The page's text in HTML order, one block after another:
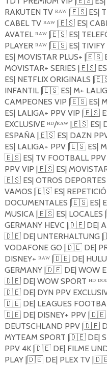
RAKUTEN TV ᴿᴬᵂ |🇪🇸ES|
CABEL TV ᴿᴬᵂ |🇪🇸ES|
AVATEL ᴿᴬᵂ |🇪🇸ES|
PLAYER ᴿᴬᵂ |🇪🇸ES| TIVIFY
ES| MOVISTAR PLUS+ |🇪🇸
MOVISTAR+ SERIES |🇪🇸
ES| NETFLIX ORIGINALS |
INFANTIL |🇪🇸ES| M+
CAMPEONES VIP |🇪🇸ES|
ES| LALIGA+ PPV VIP |🇪🇸
EXCLUSIVE ᴴᴰ/ᴿᴬᵂ |🇪🇸ES|
ESPAÑA |🇪🇸ES| DAZN
ES| LALIGA+ PPV |🇪🇸ES|
🇪🇸ES| TV FOOTBALL PPV
PPV VIP |🇪🇸ES|
🇪🇸ES| OTROS DEPORTES
VAMOS |🇪🇸ES|
DOCUMENTALES |🇪🇸ES|
MUSICA |🇪🇸ES| LOCALES |
GERMANY HEVC |🇩🇪DE|
🇩🇪DE| UNTERHALTUNG |
VODAFONE GO |🇩🇪DE|
DISNEY+ ᴿᴬᵂ |🇩🇪DE| HULU
GERMANY |🇩🇪DE| WOW
🇩🇪DE| WOW SPORT ᴴᴰ
🇩🇪DE| DYN PPV
🇩🇪DE| LEAGUES
🇩🇪DE| DISNEY+ PPV |🇩🇪
DEUTSCHLAND PPV |🇩🇪
MYTEAM SPORT |🇩🇪DE|
PPV 4K |🇩🇪DE| FILME
PLAY |🇩🇪DE| PLEX TV |